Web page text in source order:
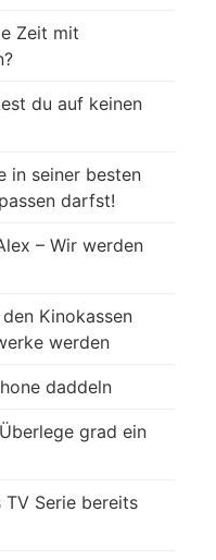
Zeit mit
du auf keinen
in seiner besten
darfst!
– Wir werden
Kinokassen
werden
daddeln
grad ein
TV Serie bereits